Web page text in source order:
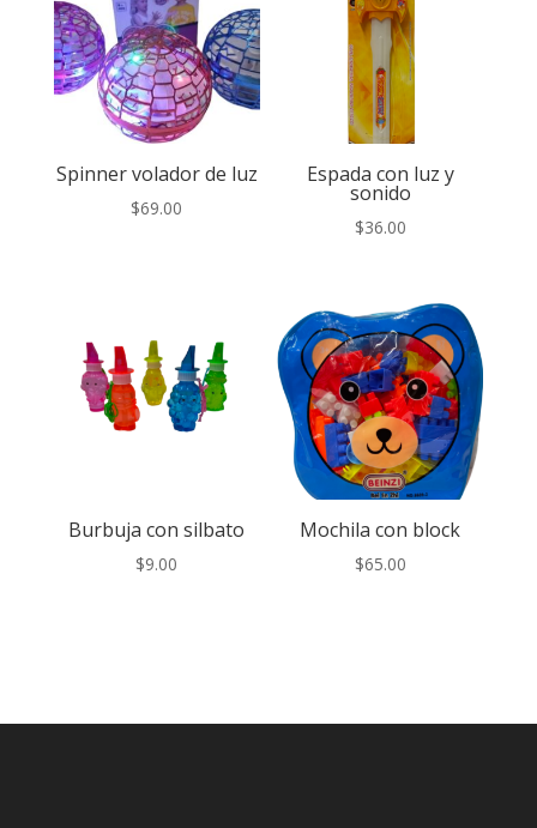
Spinner volador de luz
$69.00
Espada con luz y
sonido
$36.00
Burbuja con silbato
$9.00
Mochila con block
$65.00